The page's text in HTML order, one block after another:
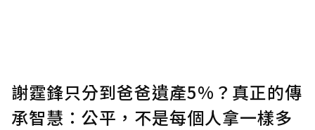
謝霆鋒只分到爸爸遺產5%？真正的傳
承智慧：公平，不是每個人拿一樣多